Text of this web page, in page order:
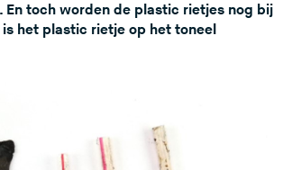
toch worden de plastic rietjes nog bij
het plastic rietje op het toneel